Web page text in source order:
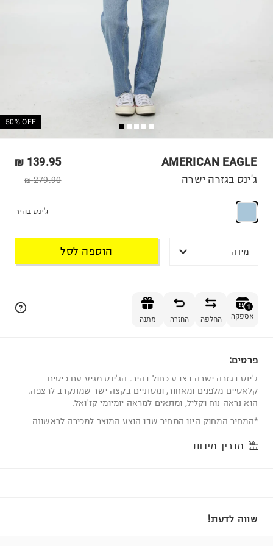
50% OFF
AMERICAN EAGLE
139.95 ₪
279.90 ₪ ג'ינס בגזרה ישרה
ג'ינס בהיר
מידה הוספה לסל
1
אספקה החלפה החזרה מתנה
פרטים:
ג'ינס בגזרה ישרה בצבע כחול בהיר. הג'ינס מגיע עם כיסים
קלאסיים מלפנים ומאחור, ומסתיים בקצה ישר שמתקרב לרצפה.
הוא נראה נוח וקליל, ומתאים למראה יומיומי קז'ואל.
*המחיר המחוק הינו המחיר שבו הוצע המוצר למכירה לראשונה
מדריך מידות
שווה לדעת!